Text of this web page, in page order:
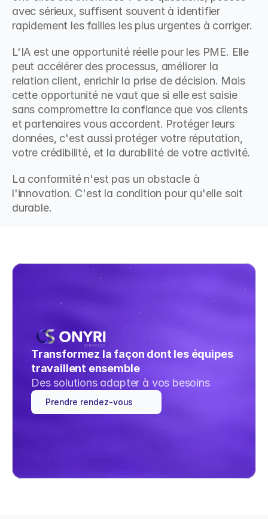
avec sérieux, suffisent souvent à identifier
rapidement les failles les plus urgentes à corriger.
L'IA est une opportunité réelle pour les PME. Elle
peut accélérer des processus, améliorer la
relation client, enrichir la prise de décision. Mais
cette opportunité ne vaut que si elle est saisie
sans compromettre la confiance que vos clients
et partenaires vous accordent. Protéger leurs
données, c'est aussi protéger votre réputation,
votre crédibilité, et la durabilité de votre activité.
La conformité n'est pas un obstacle à
l'innovation. C'est la condition pour qu'elle soit
durable.
Transformez la façon dont les équipes
travaillent ensemble
Des solutions adapter à vos besoins
Prendre rendez-vous